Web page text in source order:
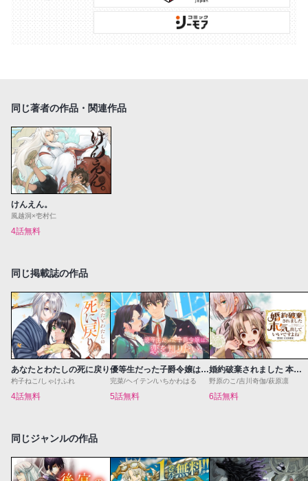
同じ著者の作品・関連作品
けんえん。
風越洞×壱村仁
4話無料
同じ掲載誌の作品
あなたとわたしの死に戻り
杓子ねこ/しゃけふれ
4話無料
優等生だった子爵令嬢は、恋を知りたい。 THE COMIC
完菜/ヘイテン/いちかわはる
5話無料
婚約破棄されました 本気出していいですよね THE COMIC
野原のこ/吉川奇伽/萩原凛
6話無料
同じジャンルの作品